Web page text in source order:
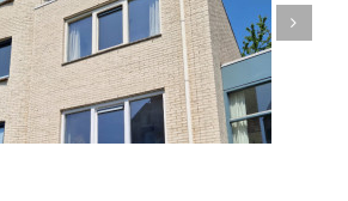
Gevelrenovatie Dordrecht
gevelreiniging referentie stralen